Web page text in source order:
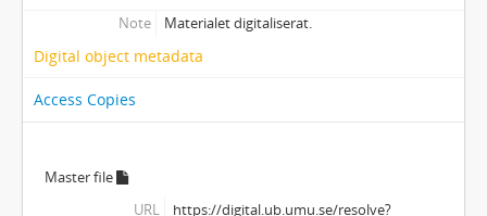
Note Materialet digitaliserat.
Digital object metadata
Access Copies
Master file
URL
https://digital.ub.umu.se/resolve?